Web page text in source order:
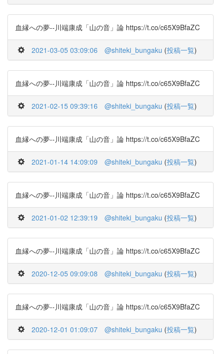
血縁への夢--川端康成「山の音」論 https://t.co/c65X9BfaZC
2021-03-05 03:09:06 @shiteki_bungaku (投稿一覧)
血縁への夢--川端康成「山の音」論 https://t.co/c65X9BfaZC
2021-02-15 09:39:16 @shiteki_bungaku (投稿一覧)
血縁への夢--川端康成「山の音」論 https://t.co/c65X9BfaZC
2021-01-14 14:09:09 @shiteki_bungaku (投稿一覧)
血縁への夢--川端康成「山の音」論 https://t.co/c65X9BfaZC
2021-01-02 12:39:19 @shiteki_bungaku (投稿一覧)
血縁への夢--川端康成「山の音」論 https://t.co/c65X9BfaZC
2020-12-05 09:09:08 @shiteki_bungaku (投稿一覧)
血縁への夢--川端康成「山の音」論 https://t.co/c65X9BfaZC
2020-12-01 01:09:07 @shiteki_bungaku (投稿一覧)